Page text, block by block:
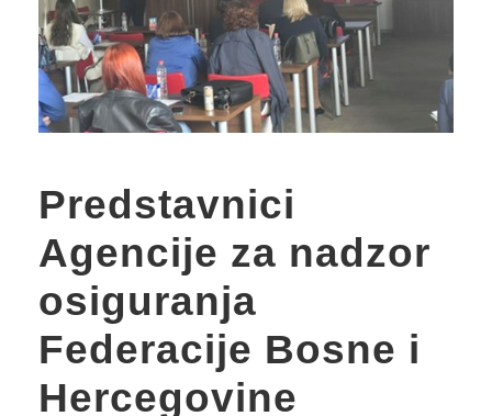
Predstavnici
Agencije za nadzor
osiguranja
Federacije Bosne i
Hercegovine